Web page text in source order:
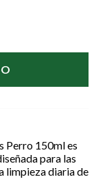
Perro 150ml es
para las
limpieza diaria de